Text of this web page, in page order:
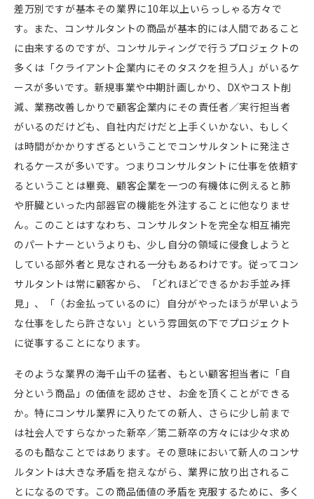
差万別ですが基本その業界に10年以上いらっしゃる方々で
す。また、コンサルタントの商品が基本的には人間であること
に由来するのですが、コンサルティングで行うプロジェクトの
多くは「クライアント企業内にそのタスクを担う人」がいるケ
ースが多いです。新規事業や中期計画しかり、 DXやコスト削
減、業務改善しかりで顧客企業内にその責任者／実行担当者
がいるのだけども、自社内だけだと上手くいかない、もしく
は時間がかかりすぎるということでコンサルタントに発注さ
れるケースが多いです。つまりコンサルタントに仕事を依頼す
るということは畢竟、顧客企業を一つの有機体に例えると肺
や肝臓といった内部器官の機能を外注することに他なりませ
ん。このことはすなわち、コンサルタントを完全な相互補完
のパートナーというよりも、少し自分の領域に侵食しようと
している部外者と見なされる一分もあるわけです。従ってコン
サルタントは常に顧客から、「どれほどできるかお手並み拝
見」、「（お金払っているのに）自分がやったほうが早いよう
な仕事をしたら許さない」という雰囲気の下でプロジェクト
に従事することになります。
そのような業界の海千山千の猛者、もとい顧客担当者に「自
分という商品」の価値を認めさせ、お金を頂くことができる
か。特にコンサル業界に入りたての新人、さらに少し前まで
は社会人ですらなかった新卒／第二新卒の方々には少々求め
るのも酷なことではあります。その意味において新人のコンサ
ルタントは大きな矛盾を抱えながら、業界に放り出されるこ
とになるのです。この商品価値の矛盾を克服するために、多く